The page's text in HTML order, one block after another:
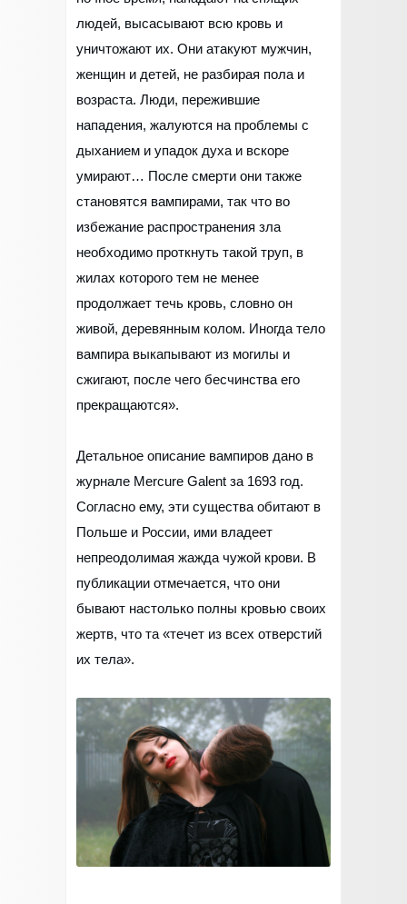
людей, высасывают всю кровь и
уничтожают их. Они атакуют мужчин,
женщин и детей, не разбирая пола и
возраста. Люди, пережившие
нападения, жалуются на проблемы с
дыханием и упадок духа и вскоре
умирают… После смерти они также
становятся вампирами, так что во
избежание распространения зла
необходимо проткнуть такой труп, в
жилах которого тем не менее
продолжает течь кровь, словно он
живой, деревянным колом. Иногда тело
вампира выкапывают из могилы и
сжигают, после чего бесчинства его
прекращаются».
Детальное описание вампиров дано в
журнале Mercure Galent за 1693 год.
Согласно ему, эти существа обитают в
Польше и России, ими владеет
непреодолимая жажда чужой крови. В
публикации отмечается, что они
бывают настолько полны кровью своих
жертв, что та «течет из всех отверстий
их тела».